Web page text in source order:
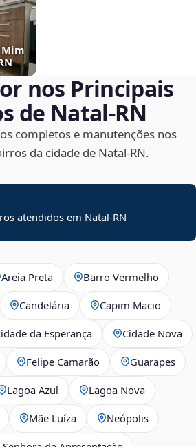
Mim
nos Principais
de Natal‑RN
completos e manutenções nos
da cidade de Natal‑RN.
atendidos em Natal-RN
Areia Preta Barro Vermelho
Candelária Capim Macio
da Esperança Cidade Nova
Felipe Camarão Guarapes
Lagoa Azul Lagoa Nova
Mãe Luíza Neópolis